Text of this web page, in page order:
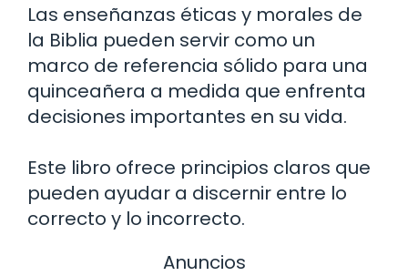
Las enseñanzas éticas y morales de
la Biblia pueden servir como un
marco de referencia sólido para una
quinceañera a medida que enfrenta
decisiones importantes en su vida.
Este libro ofrece principios claros que
pueden ayudar a discernir entre lo
correcto y lo incorrecto.
Anuncios